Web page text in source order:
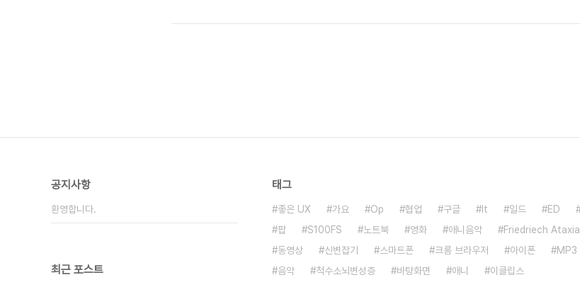
펼침으로 수정 되었습니다. 거시기 1. (노약자/임산부 클릭금지) 이뻐지기 위해선 무엇이든 ..
공지사항
환영합니다.
최근 포스트
태그
좋은 UX 가요 Op 협업 구글 It 일드 ED
팝
S100FS 노트북 영화 애니음악 Friedriech Ataxia
동영상
신변잡기 스마트폰 크롬 브라우저 아이폰 MP3
음악
척수소뇌변성증 바탕화면 애니 이클립스